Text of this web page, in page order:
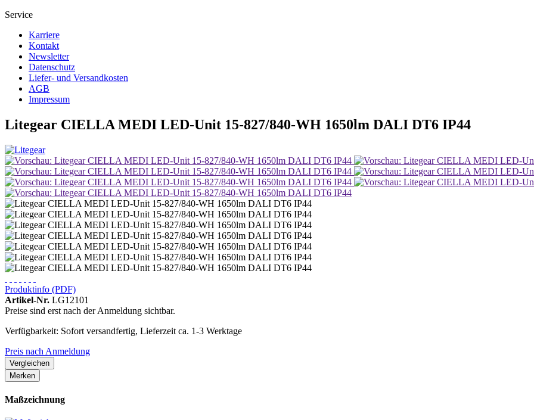
Service
Karriere
Kontakt
Newsletter
Datenschutz
Liefer- und Versandkosten
AGB
Impressum
Litegear CIELLA MEDI LED-Unit 15-827/840-WH 1650lm DALI DT6 IP44
Produktinfo (PDF)
Artikel-Nr. LG12101
Preise sind erst nach der Anmeldung sichtbar.
Verfügbarkeit: Sofort versandfertig, Lieferzeit ca. 1-3 Werktage
Preis nach Anmeldung
Vergleichen
Merken
Maßzeichnung